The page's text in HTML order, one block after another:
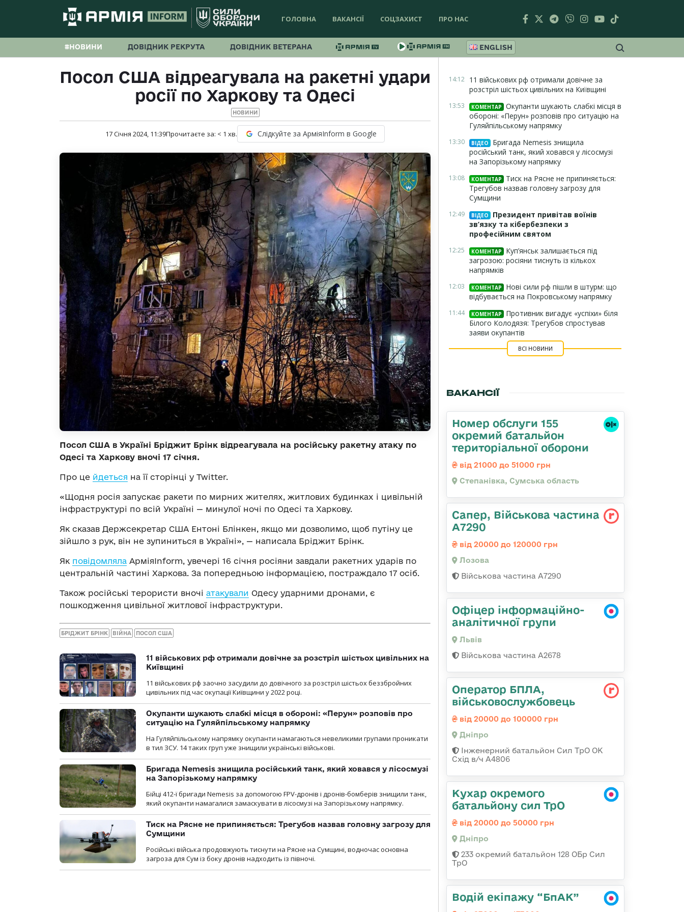
ГОЛОВНА ВАКАНСІЇ СОЦЗАХИСТ ПРО НАС
#НОВИНИ ДОВІДНИК РЕКРУТА ДОВІДНИК ВЕТЕРАНА ENGLISH
Посол США відреагувала на ракетні удари
росії по Харкову та Одесі
НОВИНИ
17 Січня 2024, 11:39Прочитаєте за: < 1 хв. Слідкуйте за АрміяInform в Google
Посол США в Україні Бріджит Брінк відреагувала на російську ракетну атаку по
Одесі та Харкову вночі 17 січня.
Про це йдеться на її сторінці у Twitter.
«Щодня росія запускає ракети по мирних жителях, житлових будинках і цивільній
інфраструктурі по всій Україні — минулої ночі по Одесі та Харкову.
Як сказав Держсекретар США Ентоні Блінкен, якщо ми дозволимо, щоб путіну це
зійшло з рук, він не зупиниться в Україні», — написала Бріджит Брінк.
Як повідомляла АрміяInform, увечері 16 січня росіяни завдали ракетних ударів по
центральній частині Харкова. За попередньою інформацією, постраждало 17 осіб.
Також російські терористи вночі атакували Одесу ударними дронами, є
пошкодження цивільної житлової інфраструктури.
БРІДЖИТ БРІНК ВІЙНА ПОСОЛ США
11 військових рф отримали довічне за розстріл шістьох цивільних на
Київщині
11 військових рф заочно засудили до довічного за розстріл шістьох беззбройних
цивільних під час окупації Київщини у 2022 році.
Окупанти шукають слабкі місця в обороні: «Перун» розповів про
ситуацію на Гуляйпільському напрямку
На Гуляйпільському напрямку окупанти намагаються невеликими групами проникати
в тил ЗСУ. 14 таких груп уже знищили українські військові.
Бригада Nemesis знищила російський танк, який ховався у лісосмузі
на Запорізькому напрямку
Бійці 412-ї бригади Nemesis за допомогою FPV-дронів і дронів-бомберів знищили танк,
який окупанти намагалися замаскувати в лісосмузі на Запорізькому напрямку.
Тиск на Рясне не припиняється: Трегубов назвав головну загрозу для
Сумщини
Російські війська продовжують тиснути на Рясне на Сумщині, водночас основна
загроза для Сум із боку дронів надходить із півночі.
14:12 11 військових рф отримали довічне за
розстріл шістьох цивільних на Київщині
13:53 КОМЕНТАР
Окупанти шукають слабкі місця в
обороні: «Перун» розповів про ситуацію на
Гуляйпільському напрямку
13:30 ВІДЕО
Бригада Nemesis знищила
російський танк, який ховався у лісосмузі
на Запорізькому напрямку
13:08 КОМЕНТАР
Тиск на Рясне не припиняється:
Трегубов назвав головну загрозу для
Сумщини
12:49 ВІДЕО
Президент привітав воїнів
зв’язку та кібербезпеки з
професійним святом
12:25 КОМЕНТАР
Куп’янськ залишається під
загрозою: росіяни тиснуть із кількох
напрямків
12:03 КОМЕНТАР
Нові сили рф пішли в штурм: що
відбувається на Покровському напрямку
11:44 КОМЕНТАР
Противник вигадує «успіхи» біля
Білого Колодязя: Трегубов спростував
заяви окупантів
ВСІ НОВИНИ
ВАКАНСІЇ
Номер обслуги 155
окремий батальйон
територіальної оборони
від 21000 до 51000 грн
Степанівка, Сумська область
Сапер, Військова частина
А7290
від 20000 до 120000 грн
Лозова
Військова частина А7290
Офіцер інформаційно-
аналітичної групи
Львів
Військова частина А2678
Оператор БПЛА,
військовослужбовець
від 20000 до 100000 грн
Дніпро
Інженерний батальйон Сил ТрО ОК
Схід в/ч А4806
Кухар окремого
батальйону сил ТрО
від 20000 до 50000 грн
Дніпро
233 окремий батальйон 128 ОБр Сил
ТрО
Водій екіпажу “БпАК”